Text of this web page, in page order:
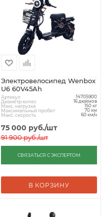
Электровелосипед Wenbox
U6 60V45Ah
Артикул 14705900
Диаметр колес 16 дюймов
Макс. нагрузка 150 кг
Максимальный пробег 70 км
Макс. скорость 60 км/ч
75 000 руб./шт
91 900руб./шт
СВЯЗАТЬСЯ С ЭКСПЕРТОМ
В КОРЗИНУ